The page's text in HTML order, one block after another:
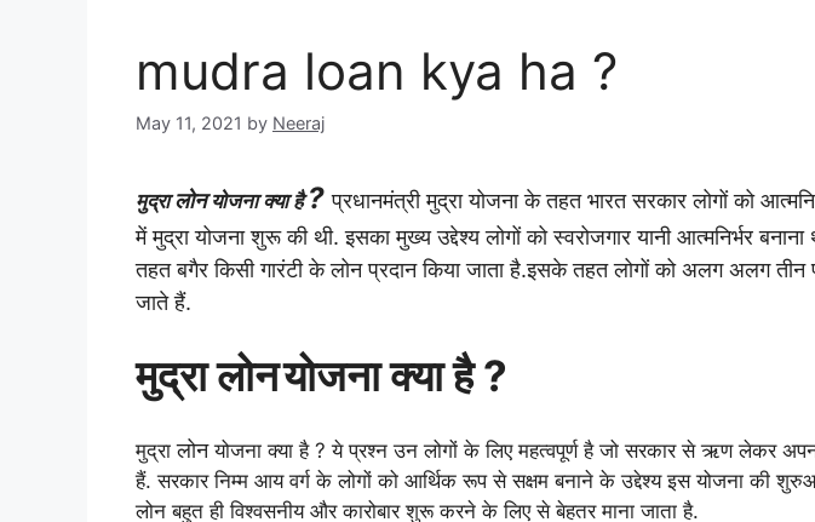
mudra loan kya ha ?
May 11, 2021 by Neeraj
मुद्रालोनयोजना क्या है?प्रधानमंत्री मुद्रा योजना के तहत भारत सरकार लोगों को
में मुद्रा योजना शुरू की थी. इसका मुख्य उद्देश्य लोगों को स्वरोजगार यानी आत्मनिर्भर बनाना
तहत बगैर किसी गारंटी के लोन प्रदान किया जाता है.इसके तहत लोगों को अलग अलग तीन
जाते हैं.
मुद्रा लोनयोजना क्या है ?
मुद्रालोनयोजना क्या है ? ये प्रश्न उन लोगों के लिए महत्वपूर्ण है जो सरकार से ऋण लेकर
हैं. सरकार निम्म आय वर्ग के लोगों को आर्थिक रूप से सक्षम बनाने के उद्देश्य इस योजना की
लोन बहुत ही विश्वसनीय और कारोबार शुरू करने के लिए से बेहतर माना जाता है.